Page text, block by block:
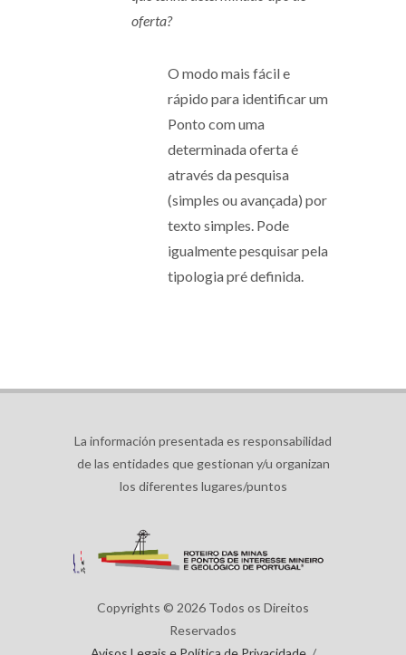
oferta?
O modo mais fácil e
rápido para identificar um
Ponto com uma
determinada oferta é
através da pesquisa
(simples ou avançada) por
texto simples. Pode
igualmente pesquisar pela
tipologia pré definida.
La información presentada es responsabilidad
de las entidades que gestionan y/u organizan
los diferentes lugares/puntos
Copyrights © 2026 Todos os Direitos
Reservados